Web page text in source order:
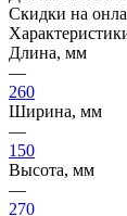
Скидки на
Длина, мм
—
260
Ширина, мм
—
150
Высота, мм
—
270